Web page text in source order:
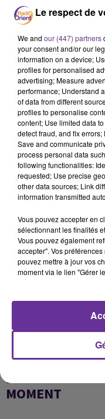
LA PLAYLIST
10h21
10h21
FOUAD ABDEL WAHED
Aali Essass 2016
ÉCOUTER
EN CE
MOMENT
Le respect de
We and our (447) partners
your consent and/or our
information on a device;
profiles for personalised
advertising; Measure
performance; Understand
of data from different
profiles to personalise
content; Use limited data
detect fraud, and fix
Save and communicate
process personal data
following functionalities:
requested; Use precise
other data sources; Link
information transmitted
Vous pouvez accepter en
sélectionnant les finalités
Vous pouvez également
accepter". Vos
pouvez mettre à jour vos
moment via le lien "Gérer